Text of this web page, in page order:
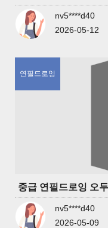
nv5****d40
2026-05-12
연필드로잉
중급 연필드로잉 오
nv5****d40
2026-05-09